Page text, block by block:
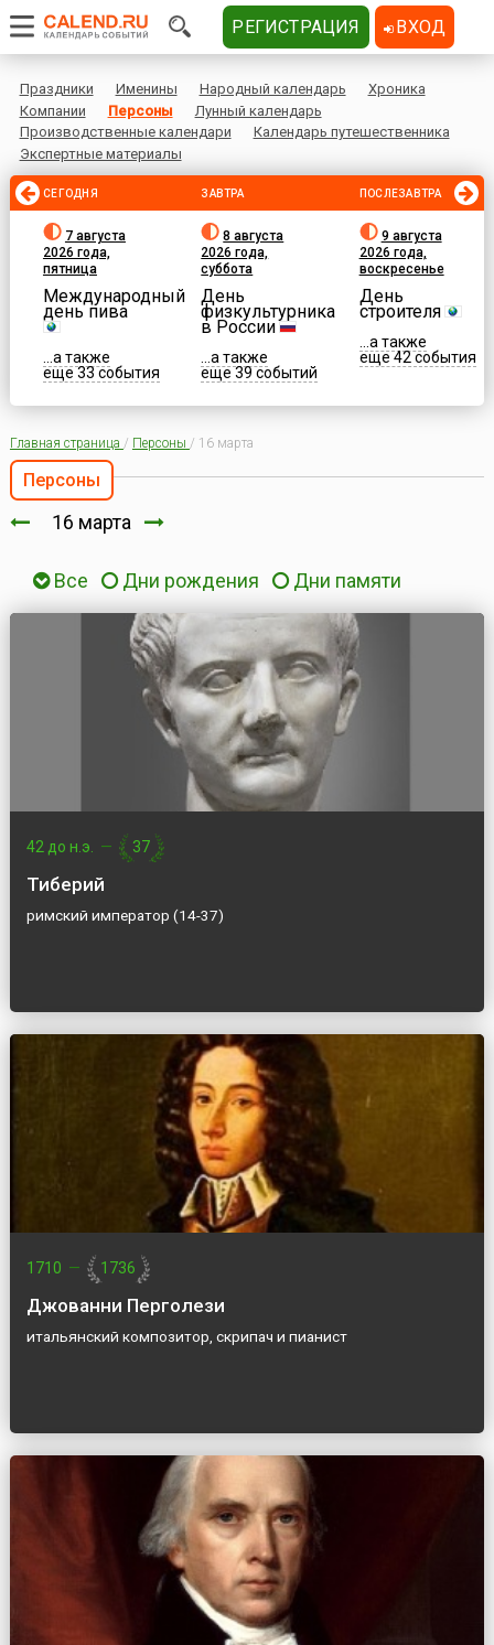
Праздники Именины Народный календарь
Хроника
Компании
Персоны
Лунный календарь
Производственные календари
Календарь путешественника
Экспертные материалы
СЕГОДНЯ
7 августа
2026 года,
пятница
Международный
день пива
...а также
еще 33 события
ЗАВТРА
8 августа
2026 года,
суббота
День
физкультурника
в России
...а также
еще 39 событий
ПОСЛЕЗАВТРА
9 августа
2026 года,
воскресенье
День
строителя
...а также
еще 42 события
Главная страница / Персоны / 16 марта
Персоны
16 марта
Все Дни рождения Дни памяти
42 до н.э. — 37
Тиберий
римский император (14-37)
1710 — 1736
Джованни Перголези
итальянский композитор, скрипач и пианист
РЕГИСТРАЦИЯ ВХОД